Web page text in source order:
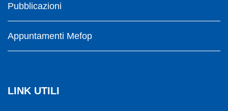
Pubblicazioni
Appuntamenti Mefop
LINK UTILI